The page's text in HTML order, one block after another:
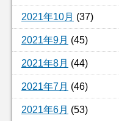
2021年10月 (37)
2021年9月 (45)
2021年8月 (44)
2021年7月 (46)
2021年6月 (53)